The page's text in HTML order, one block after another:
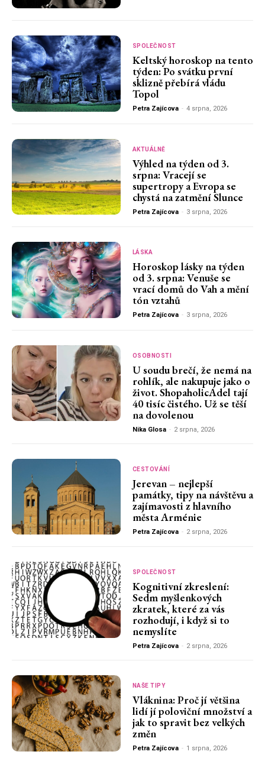
SPOLEČNOST
Keltský horoskop na tento
týden: Po svátku první
sklizně přebírá vládu
Topol
Petra Zajícova - 4 srpna, 2026
AKTUÁLNĚ
Výhled na týden od 3.
srpna: Vracejí se
supertropy a Evropa se
chystá na zatmění Slunce
Petra Zajícova - 3 srpna, 2026
LÁSKA
Horoskop lásky na týden
od 3. srpna: Venuše se
vrací domů do Vah a mění
tón vztahů
Petra Zajícova - 3 srpna, 2026
OSOBNOSTI
U soudu brečí, že nemá na
rohlík, ale nakupuje jako o
život. ShopaholicAdel tají
40 tisíc čistého. Už se těší
na dovolenou
Nika Glosa - 2 srpna, 2026
CESTOVÁNÍ
Jerevan – nejlepší
památky, tipy na návštěvu a
zajímavosti z hlavního
města Arménie
Petra Zajícova - 2 srpna, 2026
SPOLEČNOST
Kognitivní zkreslení:
Sedm myšlenkových
zkratek, které za vás
rozhodují, i když si to
nemyslíte
Petra Zajícova - 2 srpna, 2026
NAŠE TIPY
Vláknina: Proč jí většina
lidí jí poloviční množství a
jak to spravit bez velkých
změn
Petra Zajícova - 1 srpna, 2026